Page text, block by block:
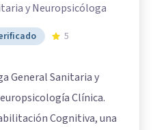
y Neuropsicóloga
5
General Sanitaria y
Clínica.
Cognitiva, una